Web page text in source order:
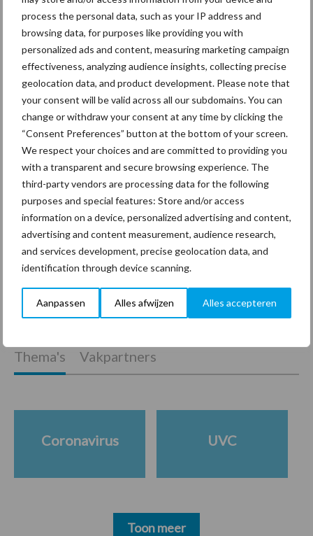
process the personal data, such as your IP address and
browsing data, for purposes like providing you with
personalized ads and content, measuring marketing campaign
effectiveness, analyzing audience insights, collecting precise
geolocation data, and product development. Please note that
your consent will be valid across all our subdomains. You can
change or withdraw your consent at any time by clicking the
“Consent Preferences” button at the bottom of your screen.
We respect your choices and are committed to providing you
with a transparent and secure browsing experience. The
third-party vendors are processing data for the following
purposes and special features: Store and/or access
information on a device, personalized advertising and content,
advertising and content measurement, audience research,
and services development, precise geolocation data, and
identification through device scanning.
Aanpassen Alles afwijzen Alles accepteren
Van onze partner Innovi
Beetle veegrobot: jouw
slimme hulp op de
werkvloer
Van onze partner The Legal
Company
Bescherming van
persoonsgegevens: grip op
de risico’s
Hervorming flexibele
arbeidscontracten kent
Thema's Vakpartners
Coronavirus UVC
Toon meer